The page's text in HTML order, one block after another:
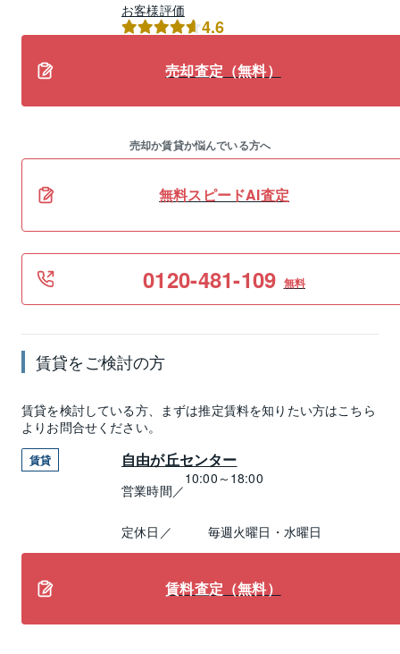
お客様評価
4.6
売却査定（無料）
売却か賃貸か悩んでいる方へ
無料スピードAI査定
0120-481-109 無料
賃貸をご検討の方
賃貸を検討している方、まずは推定賃料を知りたい方はこちら
よりお問合せください。
賃貸 自由が丘センター
営業時間／
10:00～18:00
定休日／ 毎週火曜日・水曜日
賃料査定（無料）